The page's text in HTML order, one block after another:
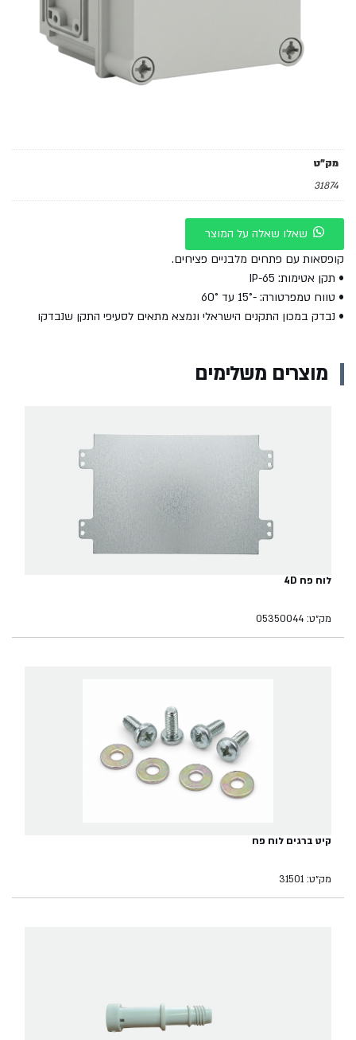
מק"ט
31874
שאלו שאלה על המוצר
קופסאות עם פתחים מלבניים פציחים.
• תקן אטימות: IP-65
• טווח טמפרטורה: -15° עד 60°
• נבדק במכון התקנים הישראלי ונמצא מתאים לסעיפי התקן שנבדקו
מוצרים משלימים
לוח פח 4D
מק״ט: 05350044
קיט ברגים לוח פח
מק״ט: 31501